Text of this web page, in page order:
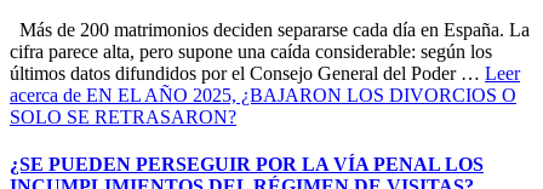
Más de 200 matrimonios deciden separarse cada día en España. La
cifra parece alta, pero supone una caída considerable: según los
últimos datos difundidos por el Consejo General del Poder … Leer
acerca de EN EL AÑO 2025, ¿BAJARON LOS DIVORCIOS O
SOLO SE RETRASARON?
¿SE PUEDEN PERSEGUIR POR LA VÍA PENAL LOS